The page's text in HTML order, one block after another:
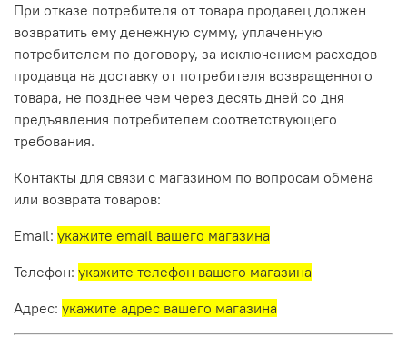
При отказе потребителя от товара продавец должен
возвратить ему денежную сумму, уплаченную
потребителем по договору, за исключением расходов
продавца на доставку от потребителя возвращенного
товара, не позднее чем через десять дней со дня
предъявления потребителем соответствующего
требования.
Контакты для связи с магазином по вопросам обмена
или возврата товаров:
Email: укажите email вашего магазина
Телефон: укажите телефон вашего магазина
Адрес: укажите адрес вашего магазина